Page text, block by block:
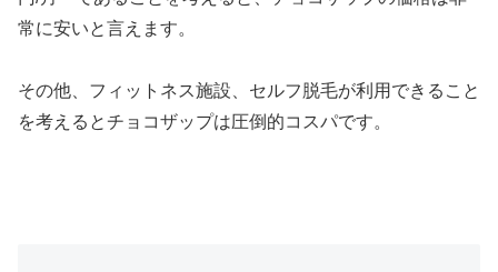
常に安いと言えます。
その他、フィットネス施設、セルフ脱毛が利用できること
を考えるとチョコザップは圧倒的コスパです。